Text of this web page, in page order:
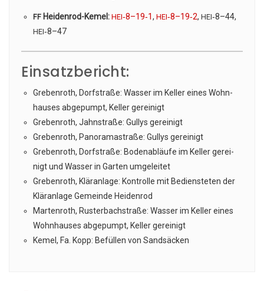
FF Hei­den­rod-Kemel: HEI‑8–19‑1, HEI‑8–19‑2, HEI‑8–44,
HEI‑8–47
Einsatzbericht:
Gre­ben­roth, Dorf­stra­ße: Was­ser im Kel­ler eines Wohn­
hau­ses abge­pumpt, Kel­ler gereinigt
Gre­ben­roth, Jahn­stra­ße: Gul­lys gereinigt
Gre­ben­roth, Pan­ora­ma­stra­ße: Gul­lys gereinigt
Gre­ben­roth, Dorf­stra­ße: Boden­ab­läu­fe im Kel­ler gerei­
nigt und Was­ser in Gar­ten umgeleitet
Gre­ben­roth, Klär­an­la­ge: Kon­trol­le mit Bediens­te­ten der
Klär­an­la­ge Gemein­de Heidenrod
Mar­ten­roth, Rus­ter­bach­stra­ße: Was­ser im Kel­ler eines
Wohn­hau­ses abge­pumpt, Kel­ler gereinigt
Kemel, Fa. Kopp: Befül­len von Sandsäcken